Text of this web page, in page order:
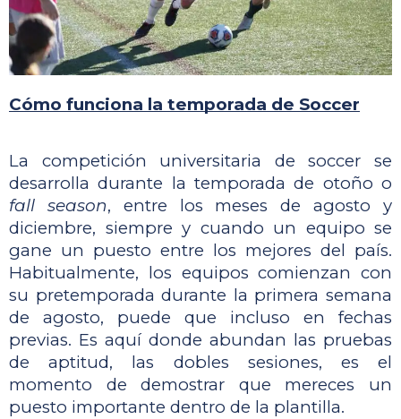
Cómo funciona la temporada de Soccer
La competición universitaria de soccer se
fall season, entre los meses de agosto y
diciembre, siempre y cuando un equipo se
gane un puesto entre los mejores del país.
Habitualmente, los equipos comienzan con
su pretemporada durante la primera semana
de agosto, puede que incluso en fechas
previas. Es aquí donde abundan las pruebas
de aptitud, las dobles sesiones, es el
momento de demostrar que mereces un
puesto importante dentro de la plantilla.